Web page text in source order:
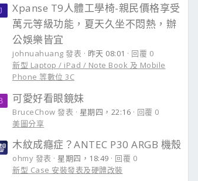
Xpanse T9人體工學椅-親民價格享受
萬元等級功能，夏天久坐不悶熱，辦
公娛樂皆宜
johnuahuang 發表 昨天 08:01
回覆 0
新型 Laptop / iPad / Note Book 及 Mobile
Phone 等數位 3C
可愛好看眼鏡妹
BruceChow 發表 星期四，22:16
回覆 0
美圖分享
木紋成癮症？ANTEC P30 ARGB 機殼
ohmy 發表 星期四，18:49
回覆 0
新型 Case 安裝發表及硬體改裝